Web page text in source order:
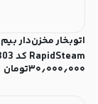
اتوبخار مخزن‌دار
RapidSteam کد 50303
۳۰٫۰۰۰٫۰۰۰تومان